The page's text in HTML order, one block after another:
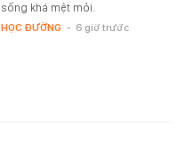
sống khá mệt mỏi.
HỌC ĐƯỜNG - 6 giờ trước